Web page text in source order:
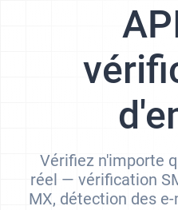
Vérifiez n'importe
réel — vérification
MX, détection des